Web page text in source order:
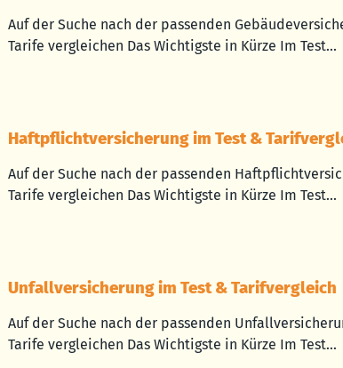
Auf der Suche nach der passenden
Tarife vergleichen Das Wichtigste in Kürze Im Test...
Haftpflichtversicherung im Test &
Auf der Suche nach der passenden
Tarife vergleichen Das Wichtigste in Kürze Im Test...
Unfallversicherung im Test & Tarifvergleich
Auf der Suche nach der passenden
Tarife vergleichen Das Wichtigste in Kürze Im Test...